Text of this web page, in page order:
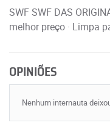
SWF SWF DAS
melhor preço · Limpa
OPINIÕES
Nenhum internauta